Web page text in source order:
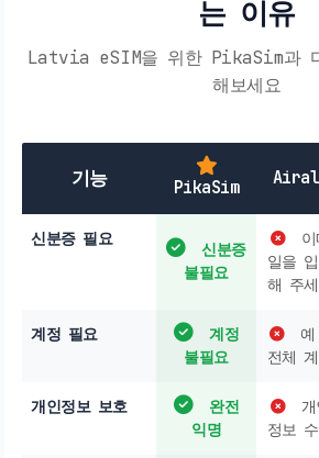
는 이유
Latvia eSIM을 위한 PikaSim과
해보세요
기능 PikaSim
신분증 필요
신분증
불필요
이
일을
해 주
계정 필요
계정
불필요
전체
개인정보 보호
완전
익명
개
정보